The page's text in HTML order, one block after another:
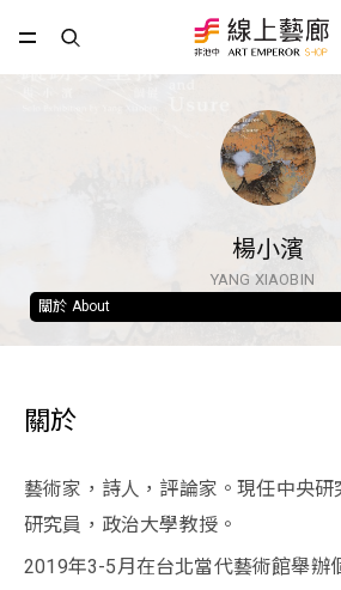
楊小濱
YANG XIAOBIN
關於 About
關於
藝術家，詩人，評論家。現任中央
研究員，政治大學教授。
2019年3-5月在台北當代藝術館舉辦